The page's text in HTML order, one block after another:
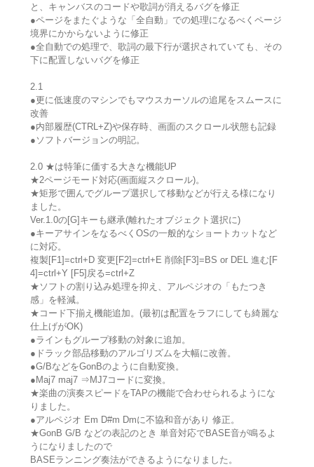
と、キャンバスのコードや歌詞が消えるバグを修正
●ページをまたぐような「全自動」での処理になるべくページ
境界にかからないように修正
●全自動での処理で、歌詞の最下行が選択されていても、その
下に配置しないバグを修正
2.1
●更に低速度のマシンでもマウスカーソルの追尾をスムースに
改善
●内部履歴(CTRL+Z)や保存時、画面のスクロール状態も記録
●ソフトバージョンの明記。
2.0 ★は特筆に価する大きな機能UP
★2ページモード対応(画面縦スクロール)。
★矩形で囲んでグループ選択して移動などが行える様になり
ました。
Ver.1.0の[G]キーも継承(離れたオブジェクト選択に)
●キーアサインをなるべくOSの一般的なショートカットなど
に対応。
複製[F1]=ctrl+D 変更[F2]=ctrl+E 削除[F3]=BS or DEL 進む[F
4]=ctrl+Y [F5]戻る=ctrl+Z
★ソフトの割り込み処理を抑え、アルペジオの「もたつき
感」を軽減。
★コード下揃え機能追加。(最初は配置をラフにしても綺麗な
仕上げがOK)
●ラインもグループ移動の対象に追加。
●ドラック部品移動のアルゴリズムを大幅に改善。
●G/BなどをGonBのように自動変換。
●Maj7 maj7 ⇒MJ7コードに変換。
★楽曲の演奏スピードをTAPの機能で合わせられるようにな
りました。
●アルペジオ Em D#m Dmに不協和音があり 修正。
★GonB G/B などの表記のとき 単音対応でBASE音が鳴るよ
うになりましたので
BASEランニング奏法ができるようになりました。